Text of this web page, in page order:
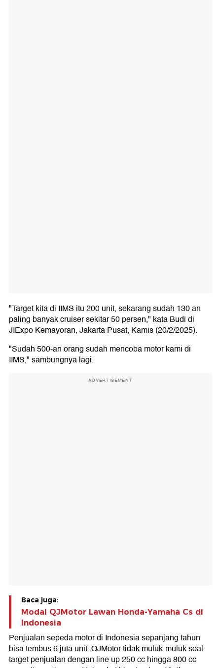
"Target kita di IIMS itu 200 unit, sekarang sudah 130 an
paling banyak cruiser sekitar 50 persen," kata Budi di
JIExpo Kemayoran, Jakarta Pusat, Kamis (20/2/2025).
"Sudah 500-an orang sudah mencoba motor kami di
IIMS," sambungnya lagi.
ADVERTISEMENT
Baca juga:
Modal QJMotor Lawan Honda-Yamaha Cs di
Indonesia
Penjualan sepeda motor di Indonesia sepanjang tahun
bisa tembus 6 juta unit. QJMotor tidak muluk-muluk soal
target penjualan dengan line up 250 cc hingga 800 cc